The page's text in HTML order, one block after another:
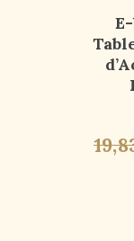
19,